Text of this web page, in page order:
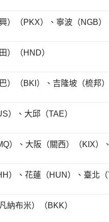
）（PKX）、寧波（NGB）
）（HND）
）（BKI）、吉隆坡（梳邦
）、大邱（TAE）
）、大阪（關西）（KIX）
）、花蓮（HUN）、臺北（
納布米）（BKK）